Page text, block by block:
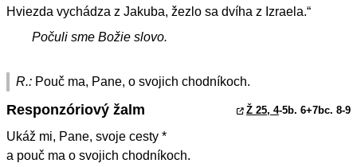
Hviezda vychádza z Jakuba, žezlo sa dvíha z Izraela.“
Počuli sme Božie slovo.
R.: Pouč ma, Pane, o svojich chodníkoch.
Responzóriový žalm Ž 25, 4-5b. 6+7bc. 8-9
Ukáž mi, Pane, svoje cesty *
a pouč ma o svojich chodníkoch.